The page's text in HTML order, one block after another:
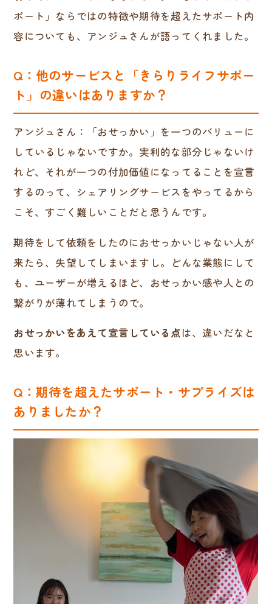
ポート」ならではの特徴や期待を超えたサポート内
容についても、アンジュさんが語ってくれました。
Q：他のサービスと「きらりライフサポー
ト」の違いはありますか？
アンジュさん：「おせっかい」を一つのバリューに
しているじゃないですか。実利的な部分じゃないけ
れど、それが一つの付加価値になってることを宣言
するのって、シェアリングサービスをやってるから
こそ、すごく難しいことだと思うんです。
期待をして依頼をしたのにおせっかいじゃない人が
来たら、失望してしまいますし。どんな業態にして
も、ユーザーが増えるほど、おせっかい感や人との
繋がりが薄れてしまうので。
おせっかいをあえて宣言している点は、違いだなと
思います。
Q：期待を超えたサポート・サプライズは
ありましたか？